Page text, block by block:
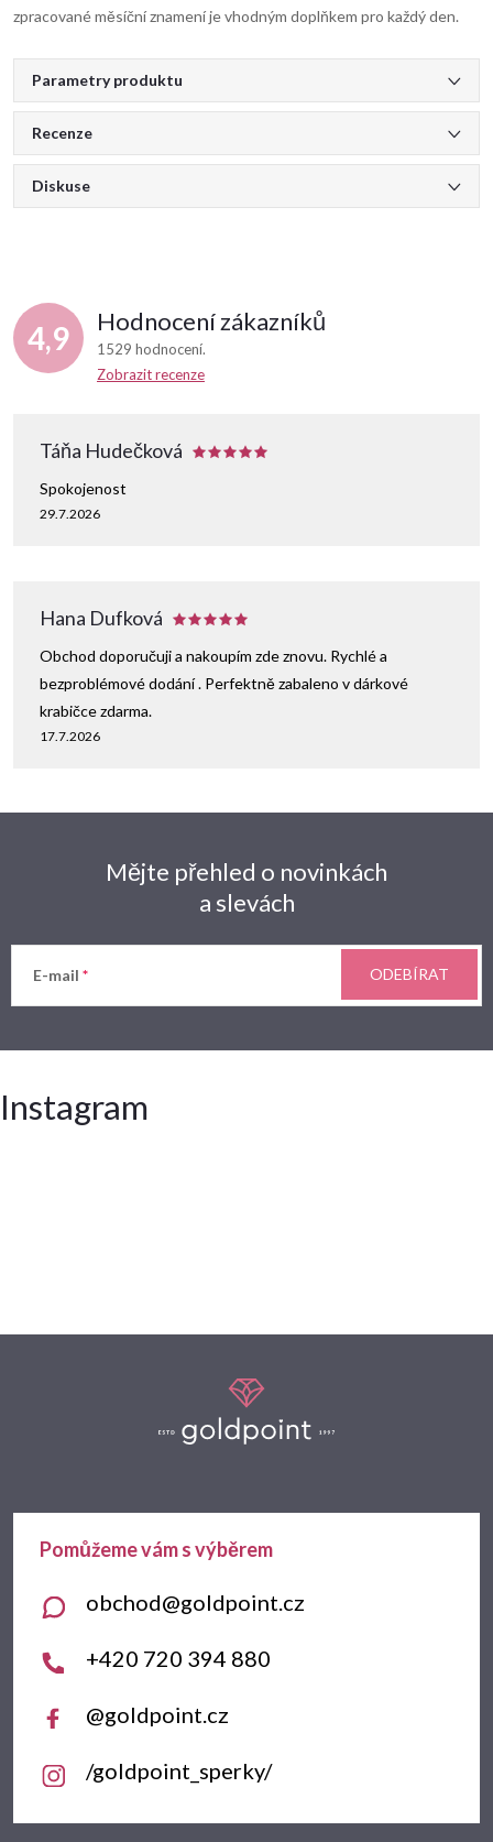
zpracované měsíční znamení je vhodným doplňkem pro každý den.
Parametry produktu
Recenze
Diskuse
4,9 Hodnocení zákazníků
1529 hodnocení
Zobrazit recenze
Táňa Hudečková
29.7.2026
Spokojenost
Hana Dufková
17.7.2026
Obchod doporučuji a nakoupím zde znovu. Rychlé a
bezproblémové dodání . Perfektně zabaleno v dárkové
krabičce zdarma.
Mějte přehled o novinkách
a slevách
E-mail ODEBÍRAT
Instagram
a
obchod@goldpoint.cz
+420 720 394 880
@goldpoint.cz
/goldpoint_sperky/